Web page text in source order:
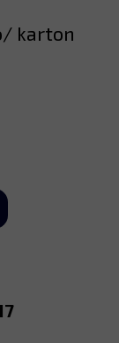
karton